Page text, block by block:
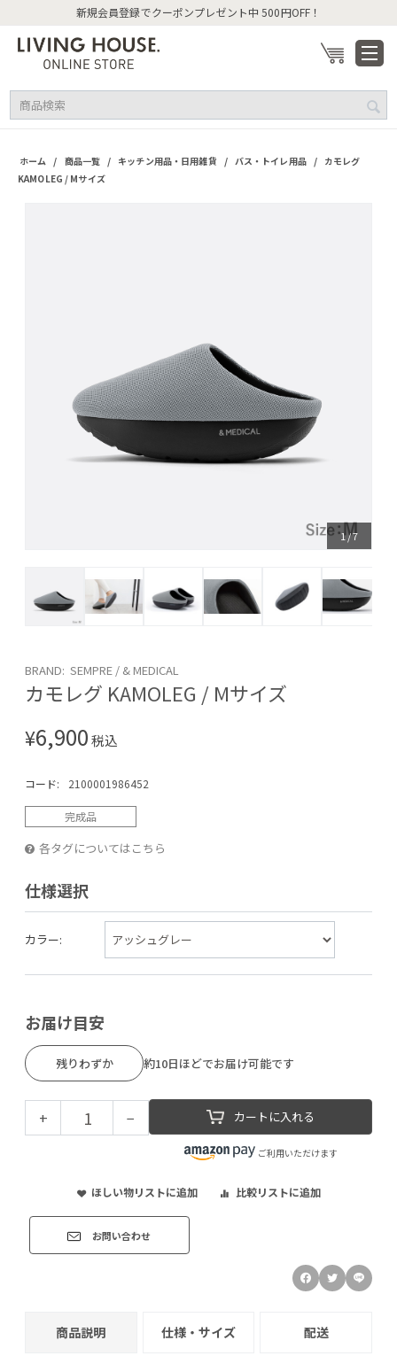
新規会員登録でクーポンプレゼント中 500円OFF！
ホーム / 商品一覧 / キッチン用品・日用雑貨 / バス・トイレ用品 /
カモレグ
KAMOLEG / Mサイズ
1/7
BRAND: SEMPRE / & MEDICAL
カモレグ KAMOLEG / Mサイズ
¥6,900税込
コード: 2100001986452
完成品
各タグについてはこちら
仕様選択
カラー:
お届け目安
残りわずか 約10日ほどでお届け可能です
+ − カートに入れる
ご利用いただけます
ほしい物リストに追加 比較リストに追加
お問い合わせ
商品説明 仕様・サイズ 配送